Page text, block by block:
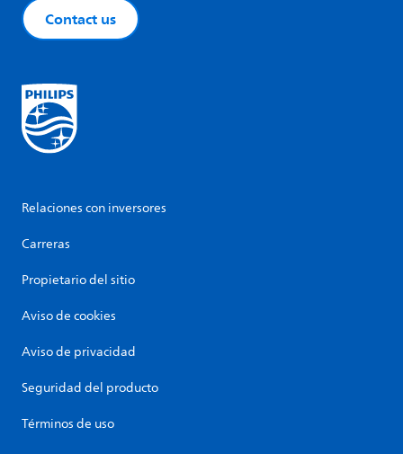
Contact us
Relaciones con inversores
Carreras
Propietario del sitio
Aviso de cookies
Aviso de privacidad
Seguridad del producto
Términos de uso